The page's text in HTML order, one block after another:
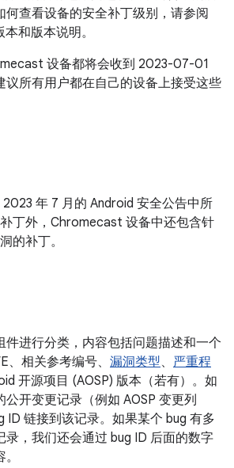
何查看设备的安全补丁级别，请参阅
和版本说明。
设备都将会收到 2023-07-01
议所有用户都在自己的设备上接受这些
2023 年 7 月的 Android 安全公告中所
丁外，Chromecast 设备中还包含针
的补丁。
件进行分类，内容包括问题描述和一个
、相关参考编号、 漏洞类型、 严重程
开源项目 (AOSP) 版本（若有）。如
开变更记录（例如 AOSP 变更列
ID 链接到该记录。如果某个 bug 有多
录，我们还会通过 bug ID 后面的数字